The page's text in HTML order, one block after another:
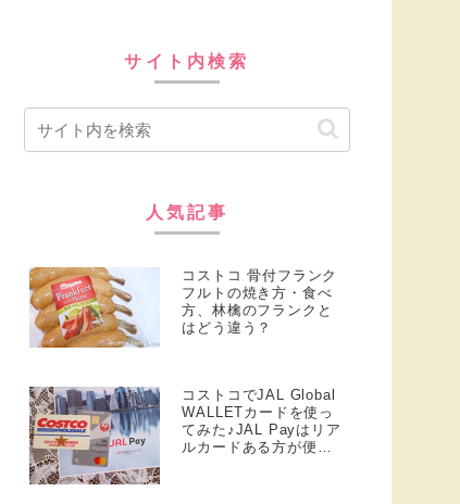
サイト内検索
人気記事
コストコ 骨付フランク
フルトの焼き方・食べ
方、林檎のフランクと
はどう違う？
コストコでJAL Global
WALLETカードを使っ
てみた♪JAL Payはリア
ルカードある方が便